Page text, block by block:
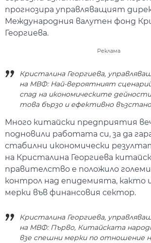
прогнозира управляващият
Международния валутен фонд
Георгиева.
Реклама
Кристалина Георгиева,
на МВФ: Най-вероятният
спад на икономическите
това бързо и ефективно
Много китайски предприятия
подновили работата си, за да
стабилни икономически
на Кристалина Георгиева
правителство е положило големи
контрол над епидемията, както
мерки във финансовия сектор.
Кристалина Георгиева,
на МВФ: Първо, Китайската
взе спешни мерки по отношение